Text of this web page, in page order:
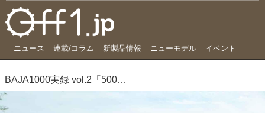
ニュース 連載/コラム 新製品情報 ニューモデル イベント
BAJA1000実録 vol.2「500マイル地点へ…、真っ暗な早朝に出発し、そして日は暮れていく」